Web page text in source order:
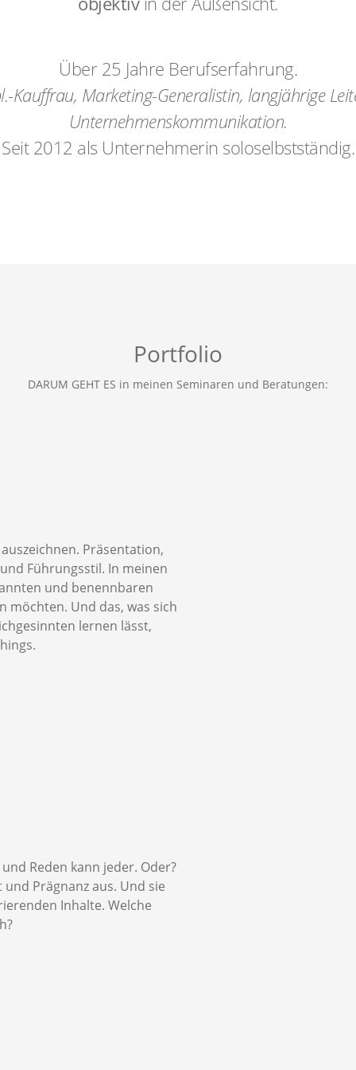
Über 25 Jahre Berufserfahrung.
Kauffrau, Marketing-Generalistin, langjährige
Unternehmenskommunikation.
Seit 2012 als Unternehmerin soloselbstständig.
Portfolio
DARUM GEHT ES in meinen Seminaren und Beratungen:
Präsentation,
Führungsstil. In meinen
und benennbaren
möchten. Und das, was sich
lernen lässt,
Reden kann jeder. Oder?
Prägnanz aus. Und sie
Inhalte. Welche